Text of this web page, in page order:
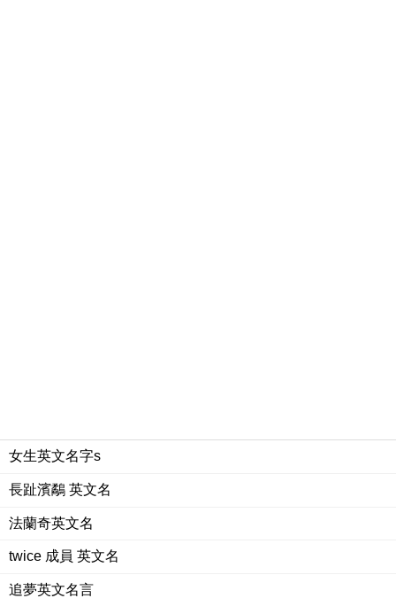
女生英文名字s
長趾濱鷸 英文名
法蘭奇英文名
twice 成員 英文名
追夢英文名言